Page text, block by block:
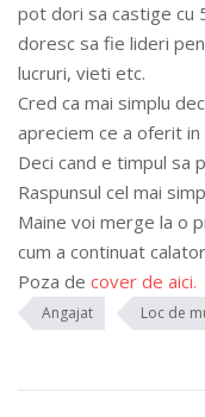
pot dori sa castige cu
doresc sa fie lideri
lucruri, vieti etc.
Cred ca mai simplu
apreciem ce a oferit
Deci cand e timpul sa
Raspunsul cel mai
Maine voi merge la o
cum a continuat
Poza de cover de aici.
Angajat Loc de